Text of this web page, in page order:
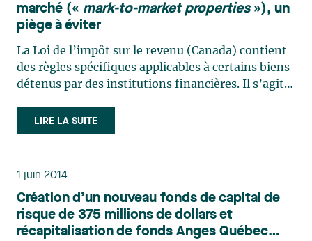
marché (« mark-to-market properties»), un
piège à éviter
La Loi de l’impôt sur le revenu (Canada) contient
des règles spécifiques applicables à certains biens
détenus par des institutions financières. Il s’agit
marché » (« mark-to-market properties ») (ci-
après « BÉVM »). Ces règles complexes sont
LIRE LA SUITE
1 juin 2014
Création d’un nouveau fonds de capital de
risque de 375 millions de dollars et
récapitalisation de fonds Anges Québec